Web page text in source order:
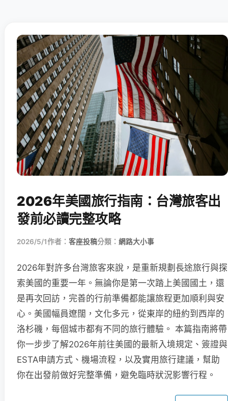
2026年美國旅行指南：台灣旅客出
發前必讀完整攻略
2026/5/1作者： 客座投稿分類： 網路大小事
2026年對許多台灣旅客來說，是重新規劃長途旅行與探
索美國的重要一年。無論你是第一次踏上美國國土，還
是再次回訪，完善的行前準備都能讓旅程更加順利與安
心。美國幅員遼闊，文化多元，從東岸的紐約到西岸的
洛杉磯，每個城市都有不同的旅行體驗。 本篇指南將帶
你一步步了解2026年前往美國的最新入境規定、簽證與
ESTA申請方式、機場流程，以及實用旅行建議，幫助
你在出發前做好完整準備，避免臨時狀況影響行程。